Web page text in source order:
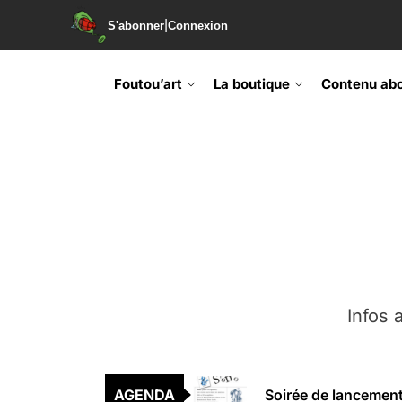
S'abonner Connexion
Foutou’art La boutique Contenu
Infos
AGENDA
Agenda :
Soirée de